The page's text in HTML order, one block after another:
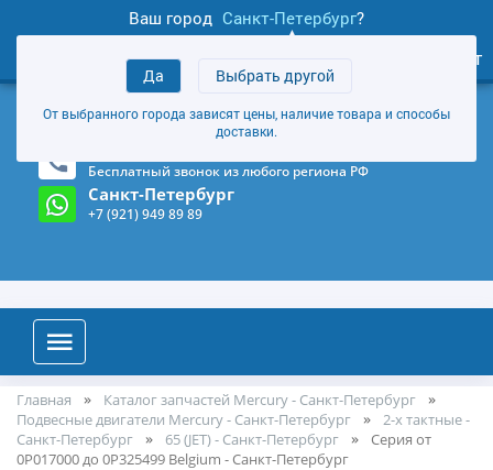
Ваш город Санкт-Петербург?
Да Выбрать другой
От выбранного города зависят цены, наличие товара и способы
доставки.
товаров
Личный кабинет
+7 (921) 949 89 89
Магазин и склад в Санкт-Петербурге (Карта)
Бесплатный звонок из любого региона РФ
Санкт-Петербург
+7 (921) 949 89 89
Главная
Каталог запчастей Mercury - Санкт-Петербург
Подвесные двигатели Mercury - Санкт-Петербург
2-х тактные -
Санкт-Петербург
65 (JET) - Санкт-Петербург
Серия от
0P017000 до 0P325499 Belgium - Санкт-Петербург